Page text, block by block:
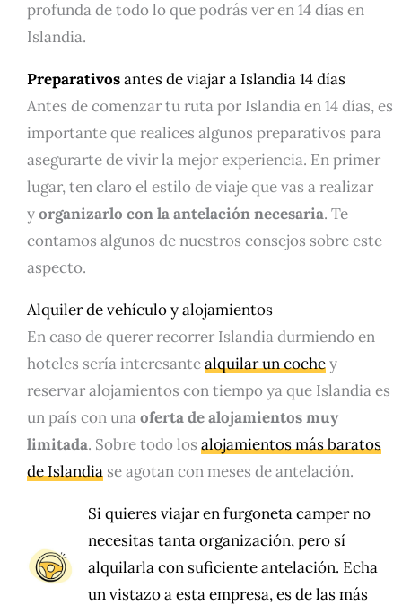
profunda de todo lo que podrás ver en 14 días en
Islandia.
Preparativosantes de viajar a Islandia 14 días
Antes de comenzar tu ruta por Islandia en 14 días, es
importante que realices algunos preparativos para
asegurarte de vivir la mejor experiencia. En primer
lugar, ten claro el estilo de viaje que vas a realizar
yorganizarlo con la antelación necesaria. Te
contamos algunos de nuestros consejos sobre este
aspecto.
Alquiler de vehículo y alojamientos
En caso de querer recorrer Islandia durmiendo en
hoteles sería interesantealquilar un cochey
reservar alojamientos con tiempo ya que Islandia es
un país con unaoferta de alojamientos muy
limitada. Sobre todo los alojamientos más baratos
de Islandia se agotan con meses de antelación.
Si quieres viajar en furgoneta camper no
necesitas tanta organización, pero sí
alquilarla con suficiente antelación. Echa
un vistazo aesta empresa, es de las más